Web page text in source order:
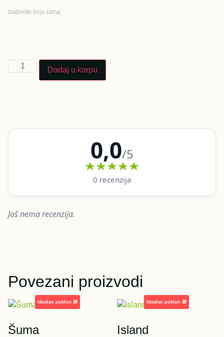
Izaberite boju rama
Dodaj u korpu
0,0/5
0 recenzija
Još nema recenzija.
Povezani proizvodi
Šuma Island